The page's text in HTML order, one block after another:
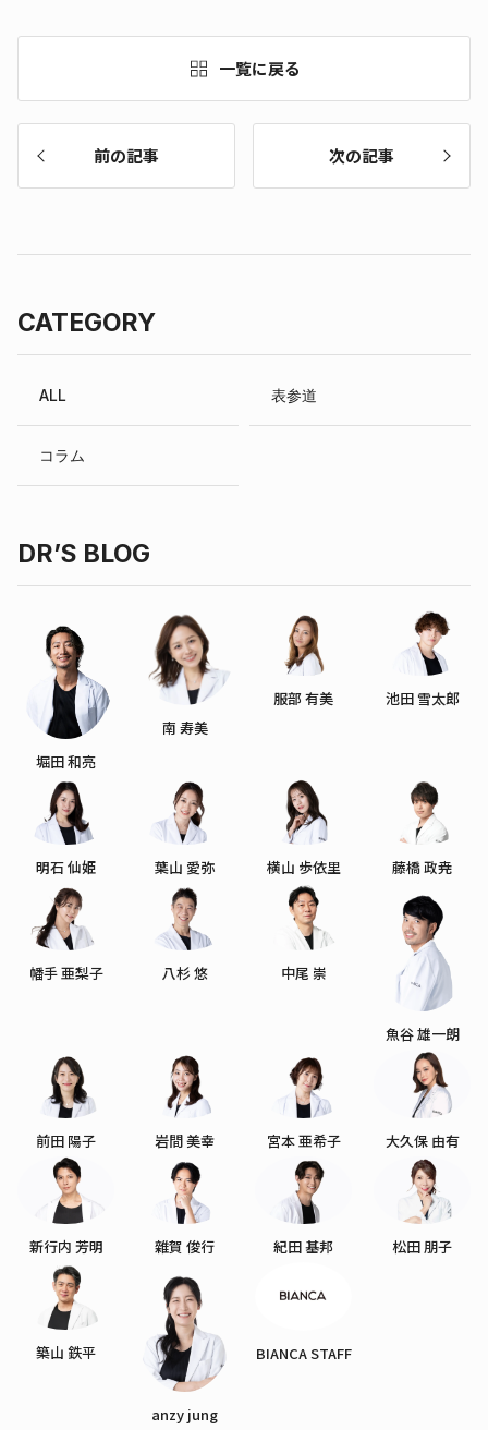
前の記事
一覧に戻る
次の記事
CATEGORY
ALL 表参道
コラム
DR’S BLOG
堀田 和亮
南 寿美
服部 有美 池田 雪太郎
明石 仙姫 葉山 愛弥 横山 歩依里 藤橋 政尭
幡手 亜梨子 八杉 悠 中尾 崇
魚谷 雄一朗
前田 陽子 岩間 美幸 宮本 亜希子 大久保 由有
新行内 芳明 雜賀 俊行 紀田 基邦 松田 朋子
築山 鉄平
anzy jung
BIANCA STAFF